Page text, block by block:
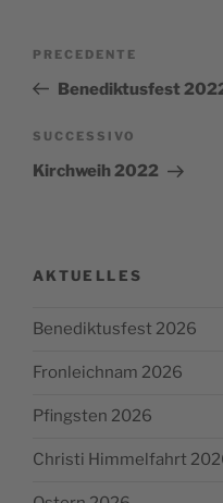
Articolo
precedente:
PRECEDENTE
Benediktusfest
Articolo
successivo
SUCCESSIVO
Kirchweih 2022
AKTUELLES
Benediktusfest 2026
Fronleichnam 2026
Pfingsten 2026
Christi Himmelfahrt